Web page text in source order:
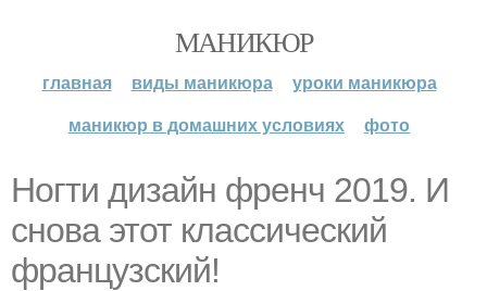
МАНИКЮР
главная виды маникюра
уроки маникюра
маникюр в домашних условиях
фото
Ногти дизайн френч 2019. И
снова этот классический
французский!